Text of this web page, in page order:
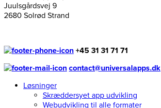
Juulsgårdsvej 9
2680 Solrød Strand
+45 31 31 71 71
contact@universalapps.dk
Løsninger
Skræddersyet app udvikling
Webudvikling til alle formater